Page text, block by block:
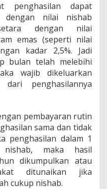
penghasilan dapat
nilai nishab
dengan nilai
emas (seperti nilai
kadar 2,5%. Jadi
bulan telah melebihi
wajib dikeluarkan
penghasilannya
pembayaran rutin
sama dan tidak
penghasilan dalam 1
maka hasil
dikumpulkan atau
ditunaikan jika
cukup nishab.